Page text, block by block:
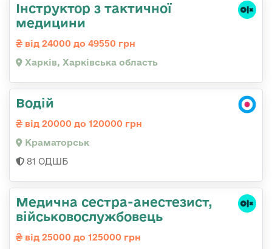
Інструктор з тактичної
медицини
від 24000 до 49550 грн
Харків, Харківська область
Водій
від 20000 до 120000 грн
Краматорськ
81 ОДШБ
Медична сестpа-анестезист,
військовослужбовець
від 25000 до 125000 грн